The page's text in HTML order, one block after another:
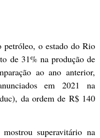
petróleo, o estado do Rio
de 31% na produção de
ao ano anterior,
em 2021 na
da ordem de R$ 140
superavitário na